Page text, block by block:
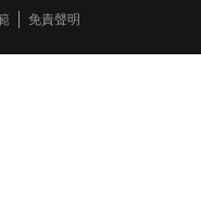
免責聲明